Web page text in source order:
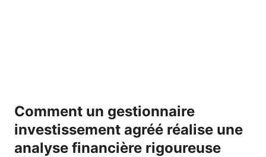
Comment un gestionnaire
investissement agréé réalise une
analyse financière rigoureuse